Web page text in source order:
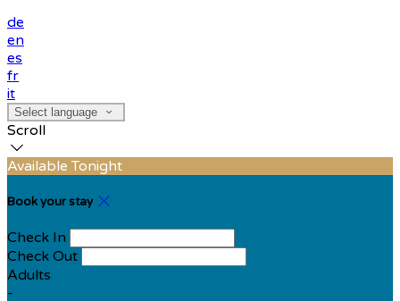
de
en
es
fr
it
Select language
Scroll
Available Tonight
Book your stay
Check In
Check Out
Adults
-